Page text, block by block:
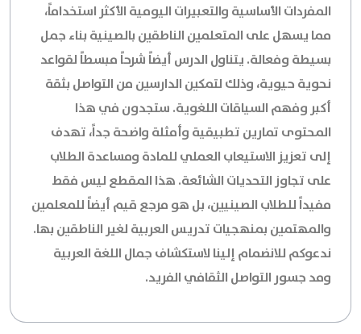
المفردات الأساسية والتعبيرات اليومية الأكثر استخداماً،
مما يسهل على المتعلمين الناطقين بالصينية بناء جمل
بسيطة وفعالة. يتناول الدرس أيضاً شرحاً مبسطاً لقواعد
نحوية حيوية، وذلك لتمكين الدارسين من التواصل بثقة
أكبر وفهم السياقات اللغوية. ستجدون في هذا
المحتوى تمارين تطبيقية وأمثلة واضحة جداً، تهدف
إلى تعزيز الاستيعاب العملي للمادة ومساعدة الطلاب
على تجاوز التحديات الشائعة. هذا المقطع ليس فقط
مفيداً للطلاب الصينيين، بل هو مرجع قيم أيضاً للمعلمين
والمهتمين بمنهجيات تدريس العربية لغير الناطقين بها.
ندعوكم للانضمام إلينا لاستكشاف جمال اللغة العربية
ومد جسور التواصل الثقافي الفريد.